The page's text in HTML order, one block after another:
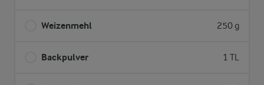
Weizenmehl 250 g
Backpulver 1 TL